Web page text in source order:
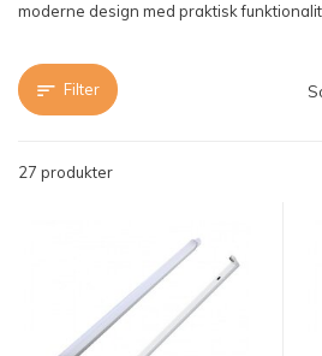
moderne design med praktisk
Filter
27 produkter